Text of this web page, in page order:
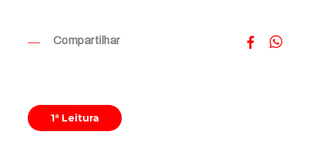
Compartilhar
1ª Leitura